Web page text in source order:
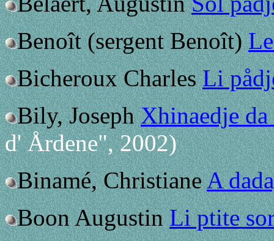
Benoît (sergent Benoît)
Bicheroux CharlesLi
Bily, JosephXhinaedje
d' Årdene", 2002)
Binamé, ChristianeA
Boon AugustinLi ptite